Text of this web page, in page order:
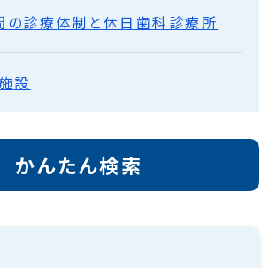
の診療体制と休日歯科診療所
設
かんたん検索